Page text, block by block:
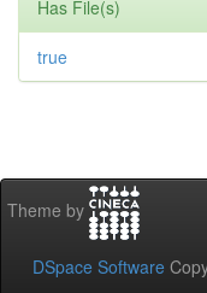
Has File(s)
true
Theme by
DSpace Software